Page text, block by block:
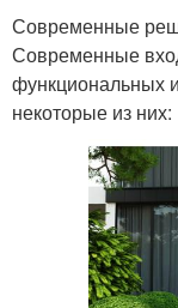
Современные
Современные
функциональных
некоторые из них: